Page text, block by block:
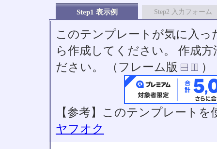
Step1 表示例 Step2 入力フォーム
このテンプレートが気に入っ
ら作成してください。 作成
ださい。 （フレーム版
）
【参考】このテンプレート
ヤフオク